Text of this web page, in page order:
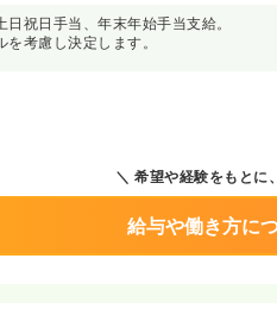
祝日手当、年末年始手当支給。
考慮し決定します。
希望や経験をもとに
給与や働き方に